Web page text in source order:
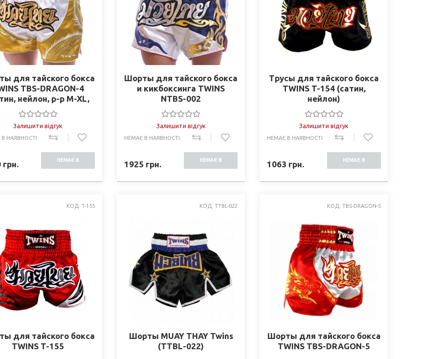
для тайского бокса
TBS-DRAGON-4
нейлон, р-р M-XL,
желтый-серый)
Залишити відгук
НАЯВНОСТІ
грн. НЕМАЄ В
Шорты для тайского бокса
и кикбоксинга TWINS
NTBS-002
Залишити відгук
НЕМАЄ В НАЯВНОСТІ
1925 грн. НЕМАЄ В
Трусы для тайского бокса
TWINS T-154 (сатин,
нейлон)
Залишити відгук
НЕМАЄ В НАЯВНОСТІ
1063 грн. НЕМАЄ В
КОД: T-155
для тайского бокса
TWINS T-155
КОД: TTBL-022
Шорты MUAY THAY Twins
(TTBL-022)
КОД: TBS-DRAGON-5
Шорты для тайского бокса
TWINS TBS-DRAGON-5